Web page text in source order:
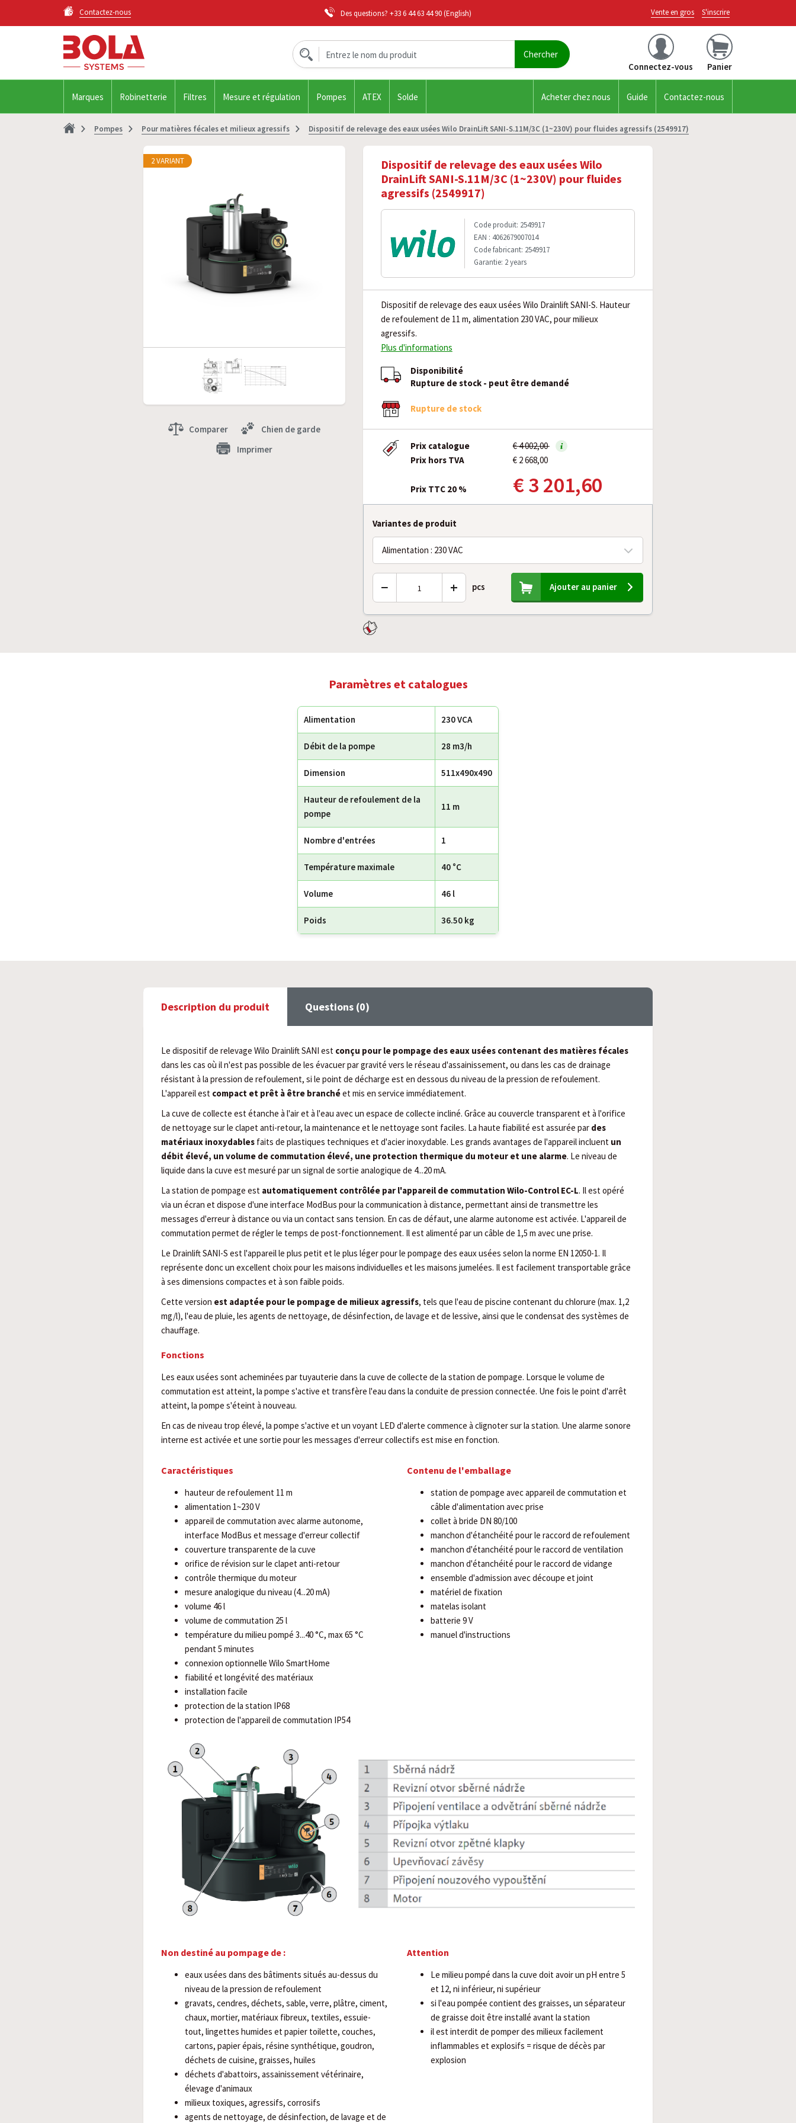
Contactez-nous Des questions? +33 6 44 63 44 90(English) Vente en gros S'inscrire
Connectez-vous Panier
Marques Robinetterie Filtres Mesure et régulation Pompes ATEX Solde Acheter chez nous Guide Contactez-nous
Pompes Pour matières fécales et milieux agressifs Dispositif de relevage des eaux usées Wilo DrainLift SANI-S.11M/3C (1~230V) pour fluides agressifs (2549917)
2 VARIANT
Comparer
Chien de garde
Imprimer
Dispositif de relevage des eaux usées Wilo
DrainLift SANI-S.11M/3C (1~230V) pour fluides
agressifs (2549917)
Code produit: 2549917
EAN : 4062679007014
Code fabricant: 2549917
Garantie: 2 years
Dispositif de relevage des eaux usées Wilo Drainlift SANI-S. Hauteur
de refoulement de 11 m, alimentation 230 VAC, pour milieux
agressifs.
Plus d'informations
Disponibilité
Rupture de stock - peut être demandé
Rupture de stock
Prix catalogue
€ 4 002,00
Prix hors TVA
€ 2 668,00
Prix TTC 20 % € 3 201,60
Variantes de produit
Alimentation : 230 VAC
pcs
− + Ajouter au panier
Paramètres et catalogues
Alimentation 230 VCA
Débit de la pompe 28 m3/h
Dimension 511x490x490
Hauteur de refoulement de la
pompe
11 m
Nombre d'entrées 1
Température maximale 40 °C
Volume 46 l
Poids 36.50 kg
Description du produit Questions (0)
Le dispositif de relevage Wilo Drainlift SANI est conçu pour le pompage des eaux usées contenant des matières fécales
dans les cas où il n'est pas possible de les évacuer par gravité vers le réseau d'assainissement, ou dans les cas de drainage
résistant à la pression de refoulement, si le point de décharge est en dessous du niveau de la pression de refoulement.
L'appareil est compact et prêt à être branchéet mis en service immédiatement.
La cuve de collecte est étanche à l'air et à l'eau avec un espace de collecte incliné. Grâce au couvercle transparent et à l'orifice
de nettoyage sur le clapet anti-retour, la maintenance et le nettoyage sont faciles. La haute fiabilité est assurée par des
matériaux inoxydables faits de plastiques techniques et d'acier inoxydable. Les grands avantages de l'appareil incluent un
débit élevé, un volume de commutation élevé, une protection thermique du moteur et une alarme. Le niveau de
liquide dans la cuve est mesuré par un signal de sortie analogique de 4...20 mA.
La station de pompage est automatiquement contrôlée par l'appareil de commutation Wilo-Control EC-L. Il est opéré
via un écran et dispose d'une interface ModBus pour la communication à distance, permettant ainsi de transmettre les
messages d'erreur à distance ou via un contact sans tension. En cas de défaut, une alarme autonome est activée. L'appareil de
commutation permet de régler le temps de post-fonctionnement. Il est alimenté par un câble de 1,5 m avec une prise.
Le Drainlift SANI-S est l'appareil le plus petit et le plus léger pour le pompage des eaux usées selon la norme EN 12050-1. Il
représente donc un excellent choix pour les maisons individuelles et les maisons jumelées. Il est facilement transportable grâce
à ses dimensions compactes et à son faible poids.
Cette version est adaptée pour le pompage de milieux agressifs, tels que l'eau de piscine contenant du chlorure (max. 1,2
mg/l), l'eau de pluie, les agents de nettoyage, de désinfection, de lavage et de lessive, ainsi que le condensat des systèmes de
chauffage.
Fonctions
Les eaux usées sont acheminées par tuyauterie dans la cuve de collecte de la station de pompage. Lorsque le volume de
commutation est atteint, la pompe s'active et transfère l'eau dans la conduite de pression connectée. Une fois le point d'arrêt
atteint, la pompe s'éteint à nouveau.
En cas de niveau trop élevé, la pompe s'active et un voyant LED d'alerte commence à clignoter sur la station. Une alarme sonore
interne est activée et une sortie pour les messages d'erreur collectifs est mise en fonction.
Caractéristiques
hauteur de refoulement 11 m
alimentation 1~230 V
appareil de commutation avec alarme autonome,
interface ModBus et message d'erreur collectif
couverture transparente de la cuve
orifice de révision sur le clapet anti-retour
contrôle thermique du moteur
mesure analogique du niveau (4...20 mA)
volume 46 l
volume de commutation 25 l
température du milieu pompé 3...40 °C, max 65 °C
pendant 5 minutes
connexion optionnelle Wilo SmartHome
fiabilité et longévité des matériaux
installation facile
protection de la station IP68
protection de l'appareil de commutation IP54
Contenu de l'emballage
station de pompage avec appareil de commutation et
câble d'alimentation avec prise
collet à bride DN 80/100
manchon d'étanchéité pour le raccord de refoulement
manchon d'étanchéité pour le raccord de ventilation
manchon d'étanchéité pour le raccord de vidange
ensemble d'admission avec découpe et joint
matériel de fixation
matelas isolant
batterie 9 V
manuel d'instructions
Non destiné au pompage de :
eaux usées dans des bâtiments situés au-dessus du
niveau de la pression de refoulement
gravats, cendres, déchets, sable, verre, plâtre, ciment,
chaux, mortier, matériaux fibreux, textiles, essuie-
tout, lingettes humides et papier toilette, couches,
cartons, papier épais, résine synthétique, goudron,
déchets de cuisine, graisses, huiles
déchets d'abattoirs, assainissement vétérinaire,
élevage d'animaux
milieux toxiques, agressifs, corrosifs
agents de nettoyage, de désinfection, de lavage et de
Attention
Le milieu pompé dans la cuve doit avoir un pH entre 5
et 12, ni inférieur, ni supérieur
si l'eau pompée contient des graisses, un séparateur
de graisse doit être installé avant la station
il est interdit de pomper des milieux facilement
inflammables et explosifs = risque de décès par
explosion